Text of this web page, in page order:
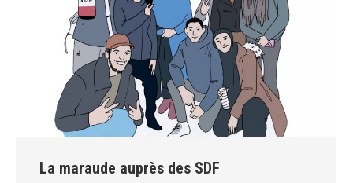
La maraude auprès des SDF